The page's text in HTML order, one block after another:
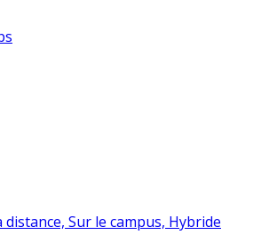
Sur le campus, Hybride